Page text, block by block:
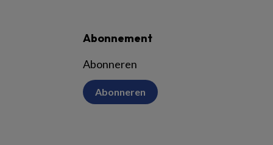
Abonnement
Abonneren
Abonneren